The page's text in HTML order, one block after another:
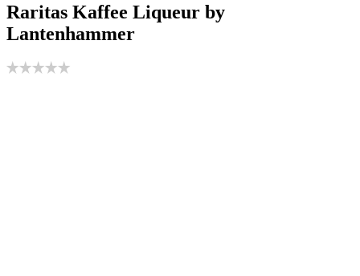
Raritas Kaffee Liqueur by
Lantenhammer